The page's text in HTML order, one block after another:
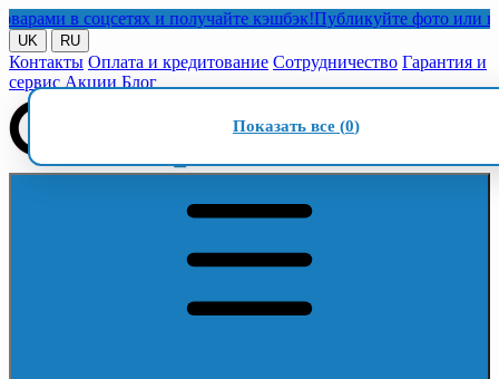
в соцсетях и получайте кэшбэк!Публикуйте фото или видео
UK RU
Контакты Оплата и кредитование Сотрудничество Гарантия и
сервис Акции Блог
Показать все (0)